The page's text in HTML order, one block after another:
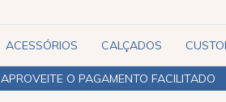
APROVEITE O PAGAMENTO FACILITADO
ACESSÓRIOS CALÇADOS